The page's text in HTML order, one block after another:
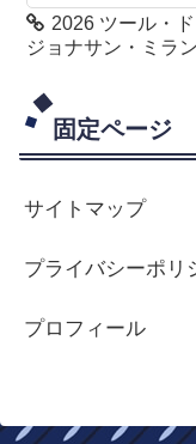
2026 ツール・
ジョナサン・ミラ
固定ページ
サイトマップ
プライバシーポリ
プロフィール